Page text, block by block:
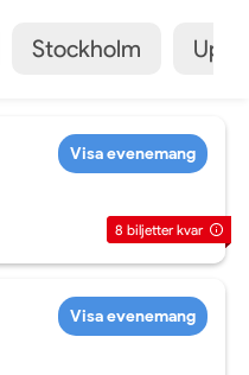
Stockholm
Visa evenemang
8 biljetter kvar
Visa evenemang